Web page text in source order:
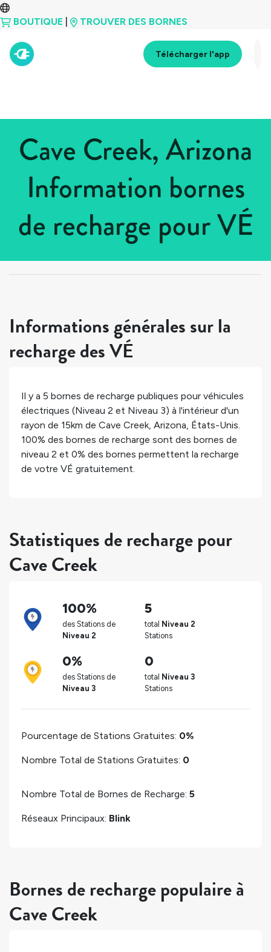
BOUTIQUE TROUVER DES BORNES
Télécharger l'app
Cave Creek, Arizona
Information bornes
de recharge pour VÉ
États-Unis > Arizona
Informations générales sur la
recharge des VÉ
Il y a 5 bornes de recharge publiques pour véhicules
électriques (Niveau 2 et Niveau 3) à l'intérieur d'un
rayon de 15km de Cave Creek, Arizona, États-Unis.
100% des bornes de recharge sont des bornes de
niveau 2 et 0% des bornes permettent la recharge
de votre VÉ gratuitement.
Statistiques de recharge pour
Cave Creek
100%
des Stations de
Niveau 2
5
total Niveau 2
Stations
0%
des Stations de
Niveau 3
0
total Niveau 3
Stations
Pourcentage de Stations Gratuites: 0%
Nombre Total de Stations Gratuites: 0
Nombre Total de Bornes de Recharge: 5
Réseaux Principaux: Blink
Bornes de recharge populaire à
Cave Creek